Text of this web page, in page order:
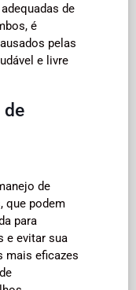
de
é
pelas
e livre
de
de
que podem
para
e evitar sua
mais eficazes